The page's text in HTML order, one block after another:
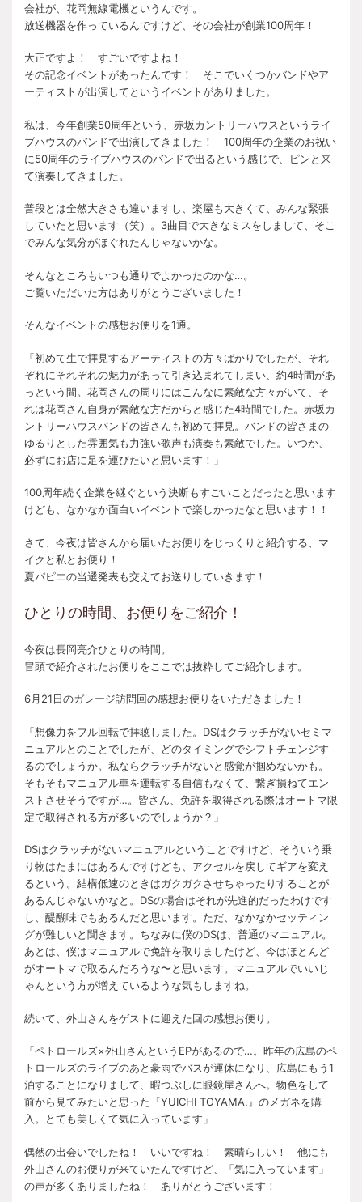
会社が、花岡無線電機というんです。
放送機器を作っているんですけど、その会社が創業100周年！
大正ですよ！ すごいですよね！
その記念イベントがあったんです！ そこでいくつかバンドやア
ーティストが出演してというイベントがありました。
私は、今年創業50周年という、赤坂カントリーハウスというライ
ブハウスのバンドで出演してきました！ 100周年の企業のお祝い
に50周年のライブハウスのバンドで出るという感じで、ピンと来
て演奏してきました。
普段とは全然大きさも違いますし、楽屋も大きくて、みんな緊張
していたと思います（笑）。3曲目で大きなミスをしまして、そこ
でみんな気分がほぐれたんじゃないかな。
そんなところもいつも通りでよかったのかな…。
ご覧いただいた方はありがとうございました！
そんなイベントの感想お便りを1通。
「初めて生で拝見するアーティストの方々ばかりでしたが、それ
ぞれにそれぞれの魅力があって引き込まれてしまい、約4時間があ
っという間。花岡さんの周りにはこんなに素敵な方々がいて、そ
れは花岡さん自身が素敵な方だからと感じた4時間でした。赤坂カ
ントリーハウスバンドの皆さんも初めて拝見。バンドの皆さまの
ゆるりとした雰囲気も力強い歌声も演奏も素敵でした。いつか、
必ずにお店に足を運びたいと思います！」
100周年続く企業を継ぐという決断もすごいことだったと思います
けども、なかなか面白いイベントで楽しかったなと思います！！
さて、今夜は皆さんから届いたお便りをじっくりと紹介する、マ
イクと私とお便り！
夏パピエの当選発表も交えてお送りしていきます！
ひとりの時間、お便りをご紹介！
今夜は長岡亮介ひとりの時間。
冒頭で紹介されたお便りをここでは抜粋してご紹介します。
6月21日のガレージ訪問回の感想お便りをいただきました！
「想像力をフル回転で拝聴しました。DSはクラッチがないセミマ
ニュアルとのことでしたが、どのタイミングでシフトチェンジす
るのでしょうか。私ならクラッチがないと感覚が掴めないかも。
そもそもマニュアル車を運転する自信もなくて、繋ぎ損ねてエン
ストさせそうですが…。皆さん、免許を取得される際はオートマ限
定で取得される方が多いのでしょうか？」
DSはクラッチがないマニュアルということですけど、そういう乗
り物はたまにはあるんですけども、アクセルを戻してギアを変え
るという。結構低速のときはガクガクさせちゃったりすることが
あるんじゃないかなと。DSの場合はそれが先進的だったわけです
し、醍醐味でもあるんだと思います。ただ、なかなかセッティン
グが難しいと聞きます。ちなみに僕のDSは、普通のマニュアル。
あとは、僕はマニュアルで免許を取りましたけど、今はほとんど
がオートマで取るんだろうな〜と思います。マニュアルでいいじ
ゃんという方が増えているような気もしますね。
続いて、外山さんをゲストに迎えた回の感想お便り。
「ペトロールズ×外山さんというEPがあるので…。昨年の広島のペ
トロールズのライブのあと豪雨でバスが運休になり、広島にもう1
泊することになりまして、暇つぶしに眼鏡屋さんへ。物色をして
前から見てみたいと思った『YUICHI TOYAMA.』のメガネを購
入。とても美しくて気に入っています」
偶然の出会いでしたね！ いいですね！ 素晴らしい！ 他にも
外山さんのお便りが来ていたんですけど、「気に入っています」
の声が多くありましたね！ ありがとうございます！